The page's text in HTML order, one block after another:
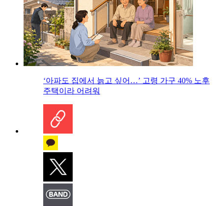
‘아파도 집에서 늙고 싶어…’ 고령 가구 40% 노후
주택이라 어려워